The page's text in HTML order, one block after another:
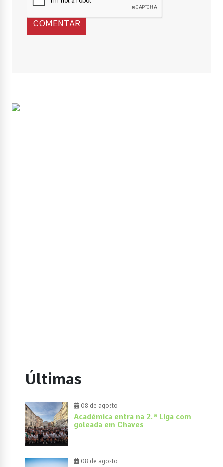
Últimas
08 de agosto
Académica entra na 2.ª Liga com
goleada em Chaves
08 de agosto